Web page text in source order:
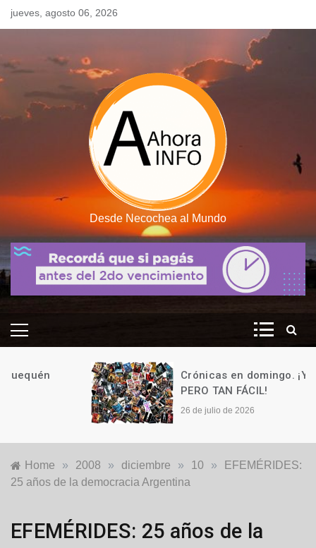
Skipjueves, agosto 06, 2026
Desde Necochea al Mundo
Crónicas en domingo. ¡Y ES TAN,
PERO TAN FÁCIL!
26 de julio de 2026
Home » 2008 » diciembre » 10 »
EFEMÉRIDES:
25 años de la democracia Argentina
Locales
EFEMÉRIDES: 25 años de la